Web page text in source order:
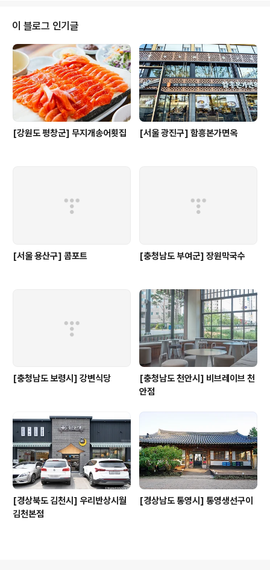
철 재료를 사용한 시즌 메뉴를 맛볼 수 있어 남원 딸기주스,
미화당 팥빙수가 큰 인기를 끌었다. 커피 및 음료 종류도 아
인슈페너에서 스무디까지 다양하다.남녀노소 즐길 수 있는
메뉴가 많아 가족단위 손님이 많다. 유러피안 인테리어에
사진 찍기 좋고 월광 포차, 춘향제 등 남원의 주요 행사가
열리는 곳에 위치해 테라스 ..
이 블로그 인기글
[강원도 평창군] 무지개송어횟집 [서울 광진구] 함흥본가면옥
[서울 용산구] 콤포트 [충청남도 부여군] 장원막국수
[충청남도 보령시] 강변식당
[충청남도 천안시] 비브레이브 천
안점
[경상북도 김천시] 우리반상시월
김천본점
[경상남도 통영시] 통영생선구이